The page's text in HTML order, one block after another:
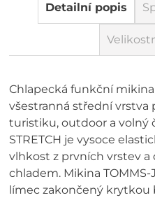
Detailní popis
Chlapecká funkční
všestranná střední
turistiku, outdoor a volný
STRETCH je vysoce
vlhkost z prvních vrstev a
chladem. Mikina
límec zakončený krytkou